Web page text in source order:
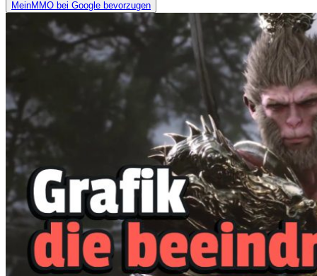
MeinMMO bei Google bevorzugen